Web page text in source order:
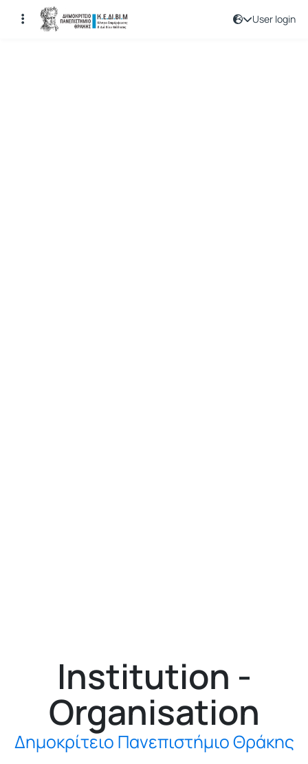
User login
Institution -
Organisation
Δημοκρίτειο Πανεπιστήμιο Θράκης